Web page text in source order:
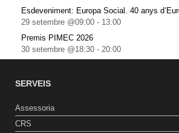
Esdeveniment: Europa Social. 40 anys
29 setembre @09:00 - 13:00
Premis PIMEC 2026
30 setembre @18:30 - 20:00
SERVEIS
Assessoria
CRS